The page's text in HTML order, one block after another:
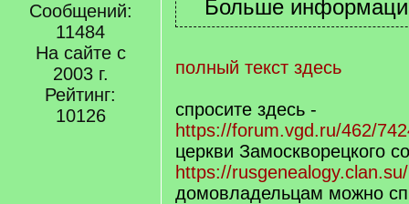
Сообщений:
11484
На сайте с
2003 г.
Рейтинг:
10126
полный текст здесь
спросите здесь -
https://forum.vgd.ru/462/
церкви Замоскворецкого
https://
домовладельцам можно